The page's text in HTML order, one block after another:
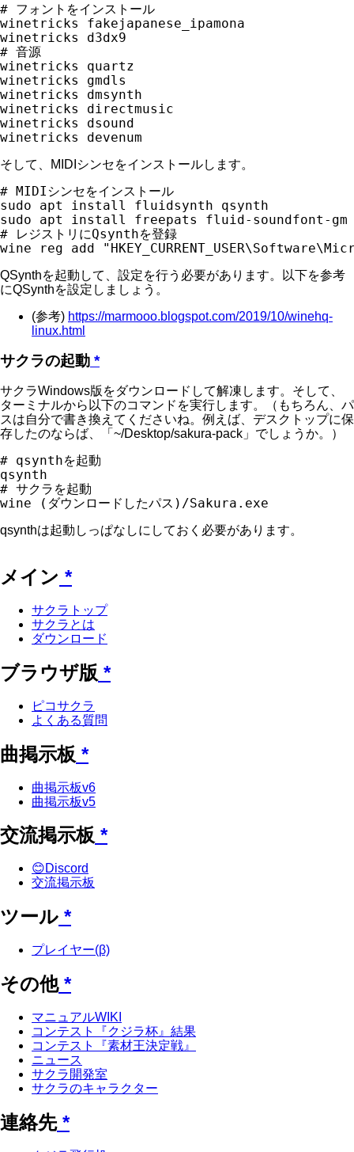
# フォントをインストール
winetricks fakejapanese_ipamona
winetricks d3dx9
# 音源
winetricks quartz
winetricks gmdls
winetricks dmsynth
winetricks directmusic
winetricks dsound
そして、MIDIシンセをインストールします。
# MIDIシンセをインストール
sudo apt install fluidsynth qsynth
sudo apt install freepats fluid-soundfont-
# レジストリにQsynthを登録
QSynthを起動して、設定を行う必要があります。以下を参考
にQSynthを設定しましょう。
(参考) https://marmooo.blogspot.com/2019/10/winehq-
linux.html
サクラの起動 *
サクラWindows版をダウンロードして解凍します。そして、
ターミナルから以下のコマンドを実行します。（もちろん、パ
スは自分で書き換えてくださいね。例えば、デスクトップに保
存したのならば、「~/Desktop/sakura-pack」でしょうか。）
# qsynthを起動
qsynth
# サクラを起動
qsynthは起動しっぱなしにしておく必要があります。
メイン *
サクラトップ
サクラとは
ダウンロード
ブラウザ版 *
ピコサクラ
よくある質問
曲掲示板 *
曲掲示板v6
曲掲示板v5
交流掲示板 *
😊Discord
交流掲示板
ツール *
プレイヤー(β)
その他*
マニュアルWIKI
コンテスト『クジラ杯』結果
コンテスト『素材王決定戦』
ニュース
サクラ開発室
サクラのキャラクター
連絡先*